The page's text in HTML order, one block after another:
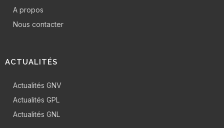
A propos
Nous contacter
ACTUALITÉS
Actualités GNV
Actualités GPL
Actualités GNL